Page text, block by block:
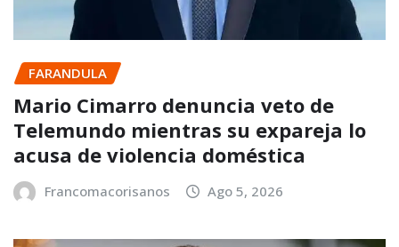
FARANDULA
Mario Cimarro denuncia veto de
Telemundo mientras su expareja lo
acusa de violencia doméstica
Francomacorisanos Ago 5, 2026